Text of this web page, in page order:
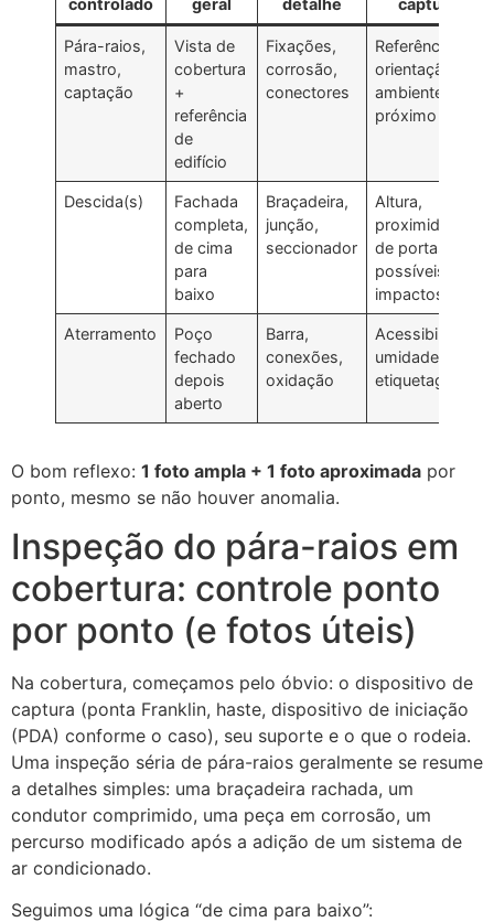
Pára-raios,
mastro,
captação
Vista de
cobertura
+
referência
de
edifício
Fixações,
corrosão,
conectores
Referência,
orientação,
ambiente
próximo
Descida(s)
Fachada
completa,
de cima
para
baixo
Braçadeira,
junção,
seccionador
Altura,
proximidade
de portas,
possíveis
impactos
Aterramento
Poço
fechado
depois
aberto
Barra,
conexões,
oxidação
Acessibilidade,
umidade,
etiquetagem
O bom reflexo: 1 foto ampla + 1 foto aproximada por
ponto, mesmo se não houver anomalia.
Inspeção do pára-raios em
cobertura: controle ponto
por ponto (e fotos úteis)
Na cobertura, começamos pelo óbvio: o dispositivo de
captura (ponta Franklin, haste, dispositivo de iniciação
(PDA) conforme o caso), seu suporte e o que o rodeia.
Uma inspeção séria de pára-raios geralmente se resume
a detalhes simples: uma braçadeira rachada, um
condutor comprimido, uma peça em corrosão, um
percurso modificado após a adição de um sistema de
ar condicionado.
Seguimos uma lógica “de cima para baixo”: